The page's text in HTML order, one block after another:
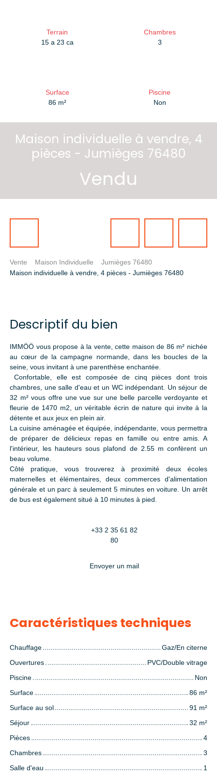
Terrain
15 a 23 ca
Chambres
3
Surface
86 m²
Piscine
Non
Maison individuelle à vendre, 4
pièces - Jumièges 76480
Vendu
Vente Maison Individuelle
Jumièges 76480
Maison individuelle à vendre, 4 pièces - Jumièges 76480
Descriptif du bien
IMMÖÖ vous propose à la vente, cette maison de 86 m² nichée
au cœur de la campagne normande, dans les boucles de la
seine, vous invitant à une parenthèse enchantée.
Confortable, elle est composée de cinq pièces dont trois
chambres, une salle d'eau et un WC indépendant. Un séjour de
32 m² vous offre une vue sur une belle parcelle verdoyante et
fleurie de 1470 m2, un véritable écrin de nature qui invite à la
détente et aux jeux en plein air.
La cuisine aménagée et équipée, indépendante, vous permettra
de préparer de délicieux repas en famille ou entre amis. A
l'intérieur, les hauteurs sous plafond de 2.55 m confèrent un
beau volume.
Côté pratique, vous trouverez à proximité deux écoles
maternelles et élémentaires, deux commerces d'alimentation
générale et un parc à seulement 5 minutes en voiture. Un arrêt
de bus est également situé à 10 minutes à pied.
+33 2 35 61 82
80
Envoyer un mail
Caractéristiques techniques
Chauffage
Gaz/En citerne
Ouvertures
PVC/Double vitrage
Piscine
Non
Surface
86 m²
Surface au sol
91 m²
Séjour
32 m²
Pièces
4
Chambres
3
Salle d'eau
1